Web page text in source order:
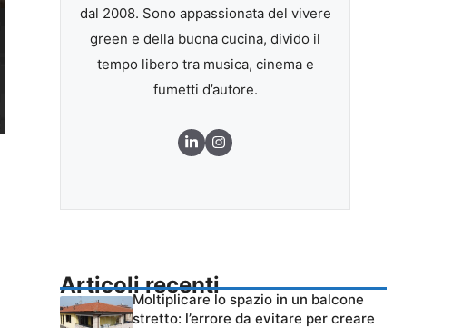
dal 2008. Sono appassionata del vivere
green e della buona cucina, divido il
tempo libero tra musica, cinema e
fumetti d’autore.
Articoli recenti
Moltiplicare lo spazio in un balcone
stretto: l’errore da evitare per creare